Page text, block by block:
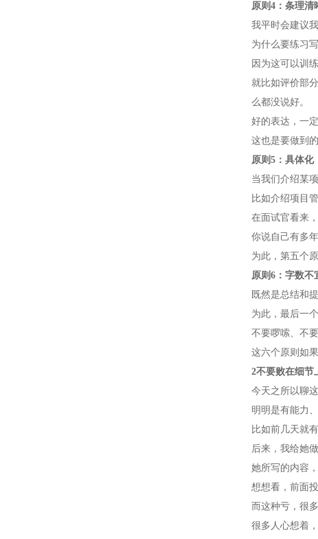
原则4：条理清
我平时会建议
为什么要练习
因为这可以训
就比如评价部
么都没说好。
好的表达，一
这也是要做到
原则5：具体化
当我们介绍某
比如介绍项目
在面试官看来
你说自己有多
为此，第五个
原则6：字数不
既然是总结和
为此，最后一
不要啰嗦、不
这六个原则如
2不要败在细节
今天之所以聊
明明是有能力
比如前几天就
后来，我给她
她所写的内容
想想看，前面
而这种亏，很
很多人心想着